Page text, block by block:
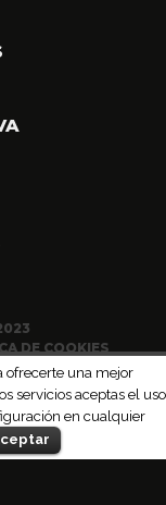
DE COOKIES
ofrecerte una mejor
servicios aceptas el uso
en cualquier